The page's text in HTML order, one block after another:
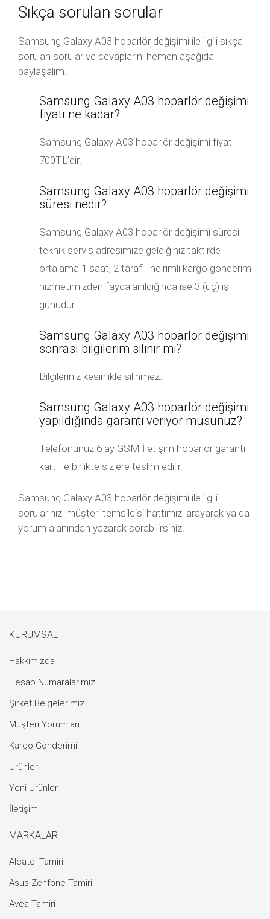
Sıkça sorulan sorular
Samsung Galaxy A03 hoparlör değişimi ile ilgili sıkça
sorulan sorular ve cevaplarını hemen aşağıda
paylaşalım.
Samsung Galaxy A03 hoparlör değişimi
fiyatı ne kadar?
Samsung Galaxy A03 hoparlör değişimi fiyatı
700TL’dir.
Samsung Galaxy A03 hoparlör değişimi
süresi nedir?
Samsung Galaxy A03 hoparlör değişimi süresi
teknik servis adresimize geldiğiniz taktirde
ortalama 1 saat, 2 taraflı indirimli kargo gönderim
hizmetimizden faydalanıldığında ise 3 (üç) iş
günüdür.
Samsung Galaxy A03 hoparlör değişimi
sonrası bilgilerim silinir mi?
Bilgileriniz kesinlikle silinmez.
Samsung Galaxy A03 hoparlör değişimi
yapıldığında garanti veriyor musunuz?
Telefonunuz 6 ay GSM İletişim hoparlör garanti
kartı ile birlikte sizlere teslim edilir.
Samsung Galaxy A03 hoparlör değişimi ile ilgili
sorularınızı müşteri temsilcisi hattımızı arayarak ya da
yorum alanından yazarak sorabilirsiniz.
KURUMSAL
Hakkımızda
Hesap Numaralarımız
Şirket Belgelerimiz
Müşteri Yorumları
Kargo Gönderimi
Ürünler
Yeni Ürünler
İletişim
MARKALAR
Alcatel Tamiri
Asus Zenfone Tamiri
Avea Tamiri